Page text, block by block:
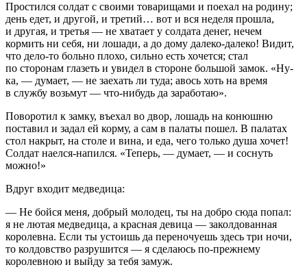
Простился солдат с своими товарищами и поехал на родину;
день едет, и другой, и третий… вот и вся неделя прошла,
и другая, и третья — не хватает у солдата денег, нечем
кормить ни себя, ни лошади, а до дому далеко-далеко! Видит,
что дело-то больно плохо, сильно есть хочется; стал
по сторонам глазеть и увидел в стороне большой замок. «Ну-
ка, — думает, — не заехать ли туда; авось хоть на время
в службу возьмут — что-нибудь да заработаю».
Поворотил к замку, въехал во двор, лошадь на конюшню
поставил и задал ей корму, а сам в палаты пошел. В палатах
стол накрыт, на столе и вина, и еда, чего только душа хочет!
Солдат наелся-напился. «Теперь, — думает, — и соснуть
можно!»
Вдруг входит медведица:
— Не бойся меня, добрый молодец, ты на добро сюда попал:
я не лютая медведица, а красная девица — заколдованная
королевна. Если ты устоишь да переночуешь здесь три ночи,
то колдовство разрушится — я сделаюсь по-прежнему
королевною и выйду за тебя замуж.